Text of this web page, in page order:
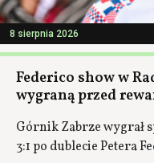
8 sierpnia 2026
Federico show w
wygraną przed
Górnik Zabrze wygrał
3:1 po dublecie Petera